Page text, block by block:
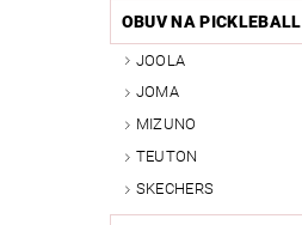
OBUV NA PICKLEBALL
JOOLA
JOMA
MIZUNO
TEUTON
SKECHERS